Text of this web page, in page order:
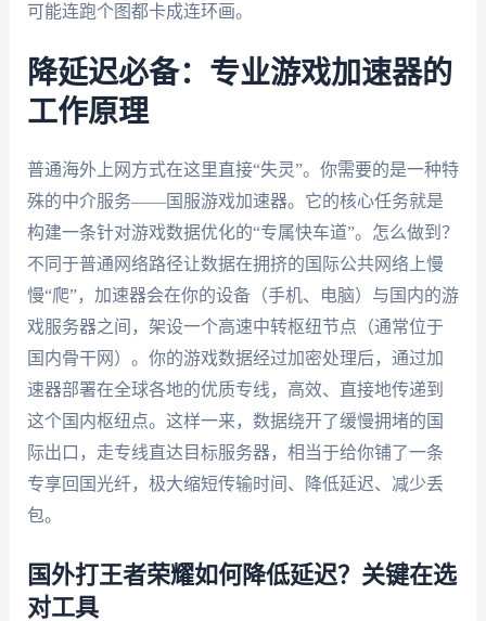
可能连跑个图都卡成连环画。
降延迟必备：专业游戏加速器的
工作原理
普通海外上网方式在这里直接“失灵”。你需要的是一种特
殊的中介服务——国服游戏加速器。它的核心任务就是
构建一条针对游戏数据优化的“专属快车道”。怎么做到？
不同于普通网络路径让数据在拥挤的国际公共网络上慢
慢“爬”，加速器会在你的设备（手机、电脑）与国内的游
戏服务器之间，架设一个高速中转枢纽节点（通常位于
国内骨干网）。你的游戏数据经过加密处理后，通过加
速器部署在全球各地的优质专线，高效、直接地传递到
这个国内枢纽点。这样一来，数据绕开了缓慢拥堵的国
际出口，走专线直达目标服务器，相当于给你铺了一条
专享回国光纤，极大缩短传输时间、降低延迟、减少丢
包。
国外打王者荣耀如何降低延迟？关键在选
对工具